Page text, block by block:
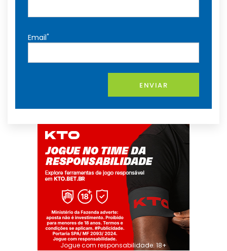
Email*
ENVIAR
Jogue com responsabilidade. 18+